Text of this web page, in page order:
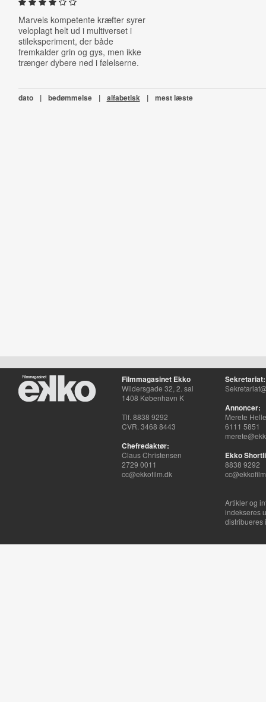
Marvels kompetente kræfter syrer
veloplagt helt ud i multiverset i
stileksperiment, der både
fremkalder grin og gys, men ikke
trænger dybere ned i følelserne.
dato | bedømmelse | alfabetisk | mest læste
Filmmagasinet Ekko
Wildersgade 32, 2. sal
1408 København K
Tlf. 8838 9292
CVR. 3468 8443
Chefredaktør:
Claus Christensen
2729 0011
cc@ekkofilm.dk
Sekretariat:
Annoncer:
Merete
6111 5851
Ekko
8838 9292
Artikler og
indekseres
distribueres